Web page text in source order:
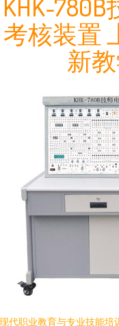
KHK-
考核装置
新
代职业教育与专业技能培